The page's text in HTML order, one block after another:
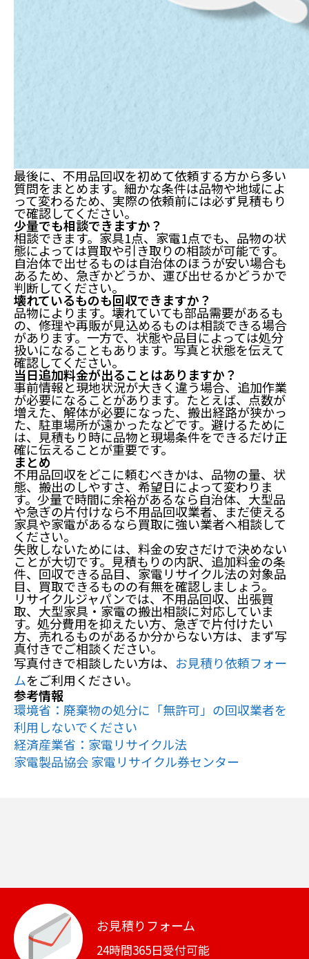
最後に、不用品回収を初めて依頼する方から多い
質問をまとめます。細かな条件は品物や地域によ
って変わるため、実際の依頼前には必ず見積もり
で確認してください。
少量でも相談できますか？
相談できます。家具1点、家電1点でも、品物の状
態によっては買取や引き取りの相談が可能です。
自治体で出せるものは自治体のほうが安い場合も
あるため、急ぎかどうか、運び出せるかどうかで
判断してください。
壊れているものも回収できますか？
品物によります。壊れていても部品需要があるも
の、修理や再販が見込めるものは相談できる場合
があります。一方で、状態や品目によっては処分
扱いになることもあります。写真と状態を伝えて
確認してください。
当日追加料金が出ることはありますか？
事前情報と現地状況が大きく違う場合、追加作業
が必要になることがあります。たとえば、点数が
増えた、解体が必要になった、搬出経路が狭かっ
た、駐車場所が遠かったなどです。避けるために
は、見積もり時に品物と現場条件をできるだけ正
確に伝えることが重要です。
まとめ
不用品回収をどこに頼むべきかは、品物の量、状
態、搬出のしやすさ、希望日によって変わりま
す。少量で時間に余裕があるなら自治体、大型品
や急ぎの片付けなら不用品回収業者、まだ使える
家具や家電があるなら買取に強い業者へ相談して
ください。
失敗しないためには、料金の安さだけで決めない
ことが大切です。見積もりの内訳、追加料金の条
件、回収できる品目、家電リサイクル法の対象品
目、買取できるものの有無を確認しましょう。
リサイクルジャパンでは、不用品回収、出張買
取、大型家具・家電の搬出相談に対応していま
す。処分費用を抑えたい方、急ぎで片付けたい
方、売れるものがあるか分からない方は、まず写
真付きでご相談ください。
写真付きで相談したい方は、 お見積り依頼フォー
ムをご利用ください。
参考情報
環境省：廃棄物の処分に「無許可」の回収業者を
利用しないでください
経済産業省：家電リサイクル法
家電製品協会 家電リサイクル券センター
お見積りフォーム
24時間365日受付可能